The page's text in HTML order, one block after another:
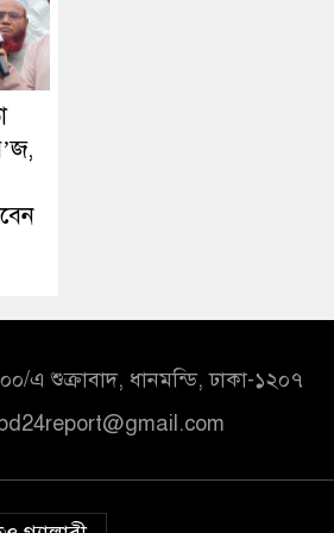
এ শুক্রাবাদ, ধানমন্ডি, ঢাকা-১২০৭